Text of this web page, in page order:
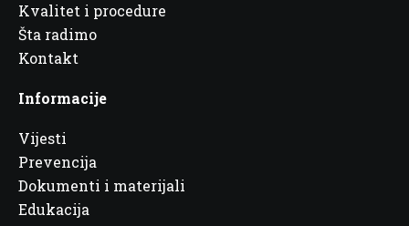
Kvalitet i procedure
Šta radimo
Kontakt
Informacije
Vijesti
Prevencija
Dokumenti i materijali
Edukacija